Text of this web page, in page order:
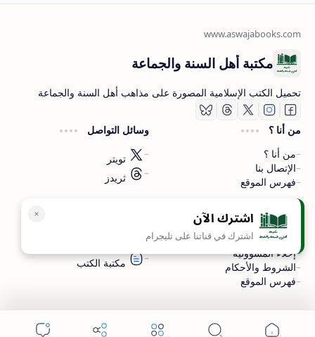
اشترك الآن
اشترك في قناتنا على تليجرام
مكتبة أهل السنة والجماعة
تحميل الكتب الإسلامية المصورة على مذاهب أهل السنة والجماعة
من أنا ؟
من أنا ؟
الإتصال بنا
فهرس الموقع
وسائل التواصل
تويتر
ثريدز
سياسة الخصوصية
سياسة الخصوصية
إخلاء المسؤولية
الشروط والأحكام
فهرس الموقع
مكتبة الكتب